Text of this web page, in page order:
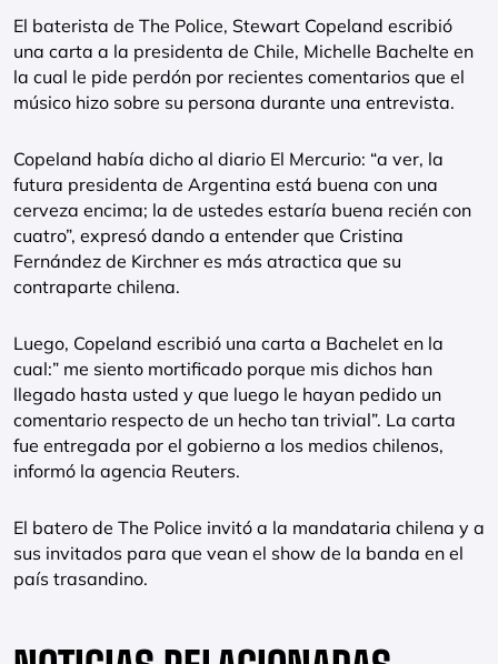
El baterista de The Police, Stewart Copeland escribió
una carta a la presidenta de Chile, Michelle Bachelte en
la cual le pide perdón por recientes comentarios que el
músico hizo sobre su persona durante una entrevista.
Copeland había dicho al diario El Mercurio: “a ver, la
futura presidenta de Argentina está buena con una
cerveza encima; la de ustedes estaría buena recién con
cuatro”, expresó dando a entender que Cristina
Fernández de Kirchner es más atractica que su
contraparte chilena.
Luego, Copeland escribió una carta a Bachelet en la
cual:” me siento mortificado porque mis dichos han
llegado hasta usted y que luego le hayan pedido un
comentario respecto de un hecho tan trivial”. La carta
fue entregada por el gobierno a los medios chilenos,
informó la agencia Reuters.
El batero de The Police invitó a la mandataria chilena y a
sus invitados para que vean el show de la banda en el
país trasandino.